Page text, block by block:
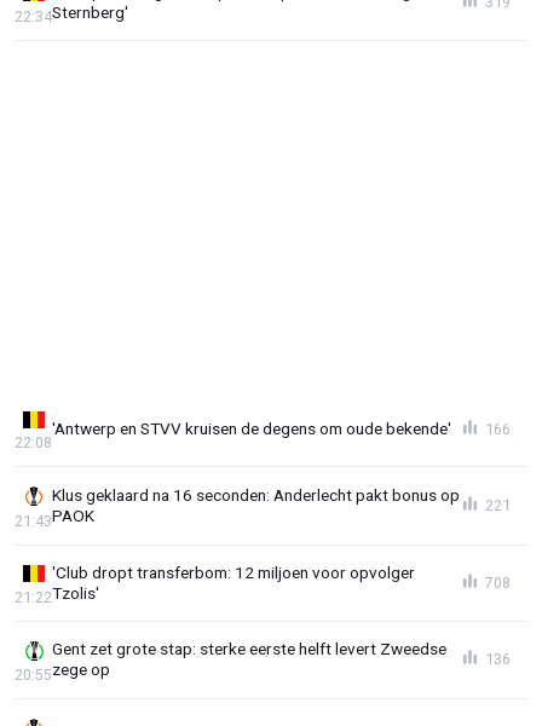
Sternberg'
22:34
'Antwerp en STVV kruisen de degens om oude bekende'
22:08
166
Klus geklaard na 16 seconden: Anderlecht pakt bonus op
PAOK
21:43
221
'Club dropt transferbom: 12 miljoen voor opvolger
Tzolis'
21:22
708
Gent zet grote stap: sterke eerste helft levert Zweedse
zege op
20:55
136